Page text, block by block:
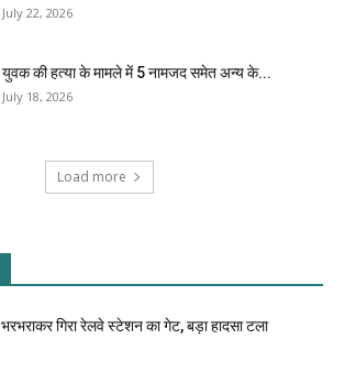
July 22, 2026
युवक की हत्या के मामले में 5 नामजद समेत अन्य के...
July 18, 2026
Load more
भरभराकर गिरा रेलवे स्टेशन का गेट, बड़ा हादसा टला